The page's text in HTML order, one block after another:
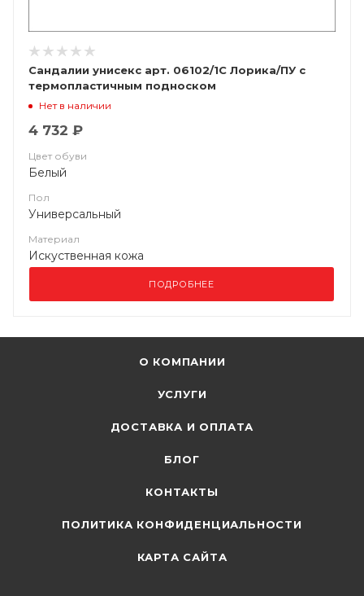
Сандалии унисекс арт. 06102/1С Лорика/ПУ с
термопластичным подноском
Нет в наличии
4 732 ₽
Цвет обуви
Белый
Пол
Универсальный
Материал
Искуственная кожа
ПОДРОБНЕЕ
О КОМПАНИИ
УСЛУГИ
ДОСТАВКА И ОПЛАТА
БЛОГ
КОНТАКТЫ
ПОЛИТИКА КОНФИДЕНЦИАЛЬНОСТИ
КАРТА САЙТА